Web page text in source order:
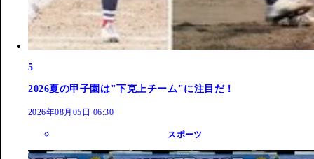
5
2026夏の甲子園は"下克上チーム"に注目だ！
2026年08月05日 06:30
スポーツ